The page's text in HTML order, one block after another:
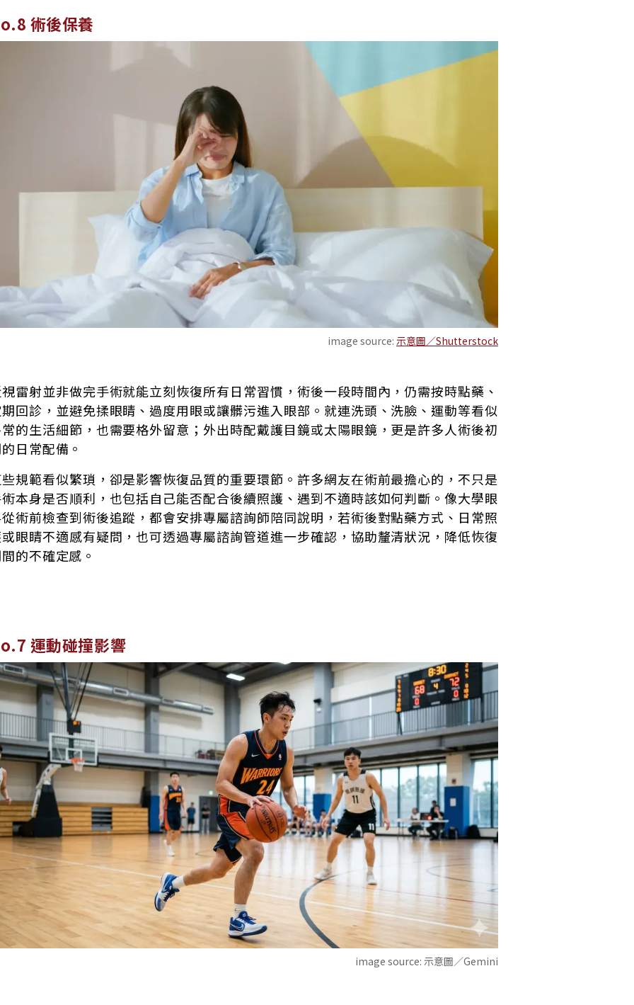
術後保養
image source: 示意圖／Shutterstock
雷射並非做完手術就能立刻恢復所有日常習慣，術後一段時間內，仍需按時點藥、
回診，並避免揉眼睛、過度用眼或讓髒污進入眼部。就連洗頭、洗臉、運動等看似
的生活細節，也需要格外留意；外出時配戴護目鏡或太陽眼鏡，更是許多人術後初
日常配備。
規範看似繁瑣，卻是影響恢復品質的重要環節。許多網友在術前最擔心的，不只是
本身是否順利，也包括自己能否配合後續照護、遇到不適時該如何判斷。像大學眼
術前檢查到術後追蹤，都會安排專屬諮詢師陪同說明，若術後對點藥方式、日常照
眼睛不適感有疑問，也可透過專屬諮詢管道進一步確認，協助釐清狀況，降低恢復
的不確定感。
運動碰撞影響
image source: 示意圖／Gemini